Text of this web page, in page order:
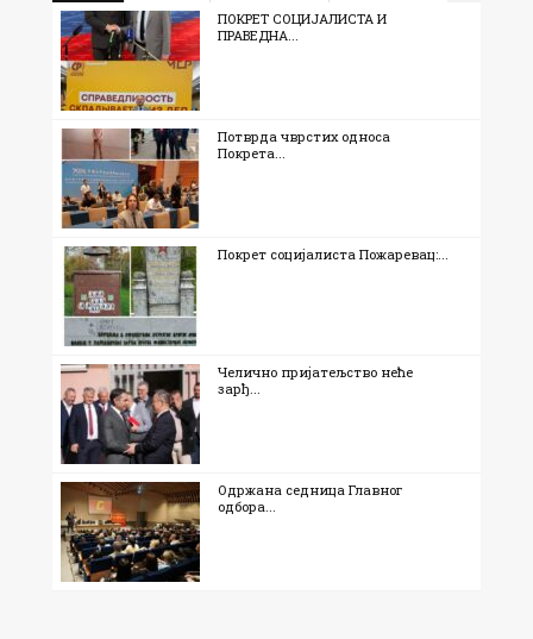
ПОКРЕТ СОЦИЈАЛИСТА И
ПРАВЕДНА...
Потврда чврстих односа
Покрета...
Покрет социјалиста Пожаревац:...
Челично пријатељство неће
зарђ...
Одржана седница Главног
одбора...